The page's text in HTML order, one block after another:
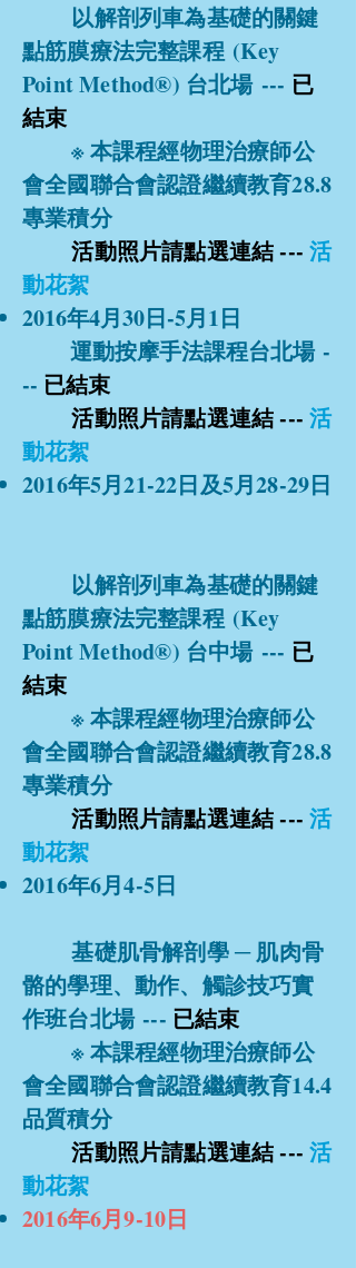
以解剖列車為基礎的關鍵
點筋膜療法完整課程 (Key
Point Method®) 台北場 --- 已
結束
※ 本課程經物理治療師公
會全國聯合會認證繼續教育28.8
專業積分
活動照片請點選連結 --- 活
動花絮
2016年4月30日-5月1日
運動按摩手法課程台北場 -
-- 已結束
活動照片請點選連結 --- 活
動花絮
2016年5月21-22日及5月28-29日
以解剖列車為基礎的關鍵
點筋膜療法完整課程 (Key
Point Method®) 台中場 --- 已
結束
※ 本課程經物理治療師公
會全國聯合會認證繼續教育28.8
專業積分
活動照片請點選連結 --- 活
動花絮
2016年6月4-5日
基礎肌骨解剖學 ─ 肌肉骨
骼的學理、動作、觸診技巧實
作班台北場 --- 已結束
※ 本課程經物理治療師公
會全國聯合會認證繼續教育14.4
品質積分
活動照片請點選連結 --- 活
動花絮
2016年6月9-10日